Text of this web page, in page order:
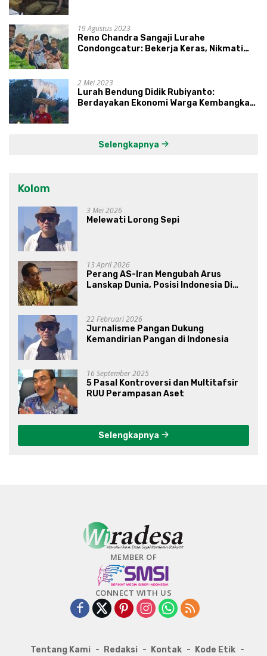
19 Agustus 2023
Reno Chandra Sangaji Lurahe
Condongcatur: Bekerja Keras, Nikmati
2 Mei 2023
Lurah Bendung Didik Rubiyanto:
Berdayakan Ekonomi Warga Kembangkan
Selengkapnya
Kolom
3 Mei 2026
Melewati Lorong Sepi
13 April 2026
Perang AS-Iran Mengubah Arus
Lanskap Dunia, Posisi Indonesia Di
22 Februari 2026
Jurnalisme Pangan Dukung
Kemandirian Pangan di Indonesia
16 September 2025
5 Pasal Kontroversi dan Multitafsir
RUU Perampasan Aset
Selengkapnya
MEMBER OF
CONNECT WITH US
Tentang Kami Redaksi Kontak Kode Etik